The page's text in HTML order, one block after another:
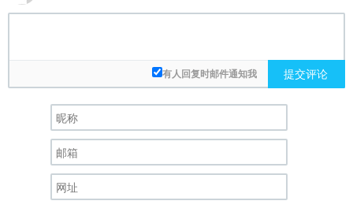
有人回复时邮件通知我 提交评论